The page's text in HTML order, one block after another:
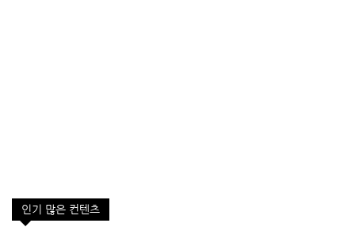
인기 많은 컨텐츠